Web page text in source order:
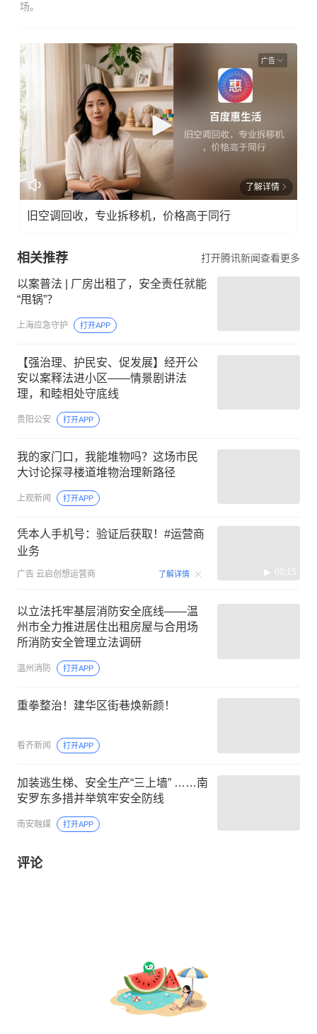
场。
广告
了解详情
旧空调回收，专业拆移机，价格高于同行
相关推荐 打开腾讯新闻查看更多
以案普法 | 厂房出租了，安全责任就能
“甩锅”？
上海应急守护 打开APP
【强治理、护民安、促发展】经开公
安以案释法进小区——情景剧讲法
理，和睦相处守底线
贵阳公安 打开APP
我的家门口，我能堆物吗？这场市民
大讨论探寻楼道堆物治理新路径
上观新闻 打开APP
凭本人手机号：验证后获取！#运营商
业务
广告 云启创想运营商 了解详情 00:15
以立法托牢基层消防安全底线——温
州市全力推进居住出租房屋与合用场
所消防安全管理立法调研
温州消防 打开APP
重拳整治！建华区街巷焕新颜！
看齐新闻 打开APP
加装逃生梯、安全生产“三上墙” ……南
安罗东多措并举筑牢安全防线
南安融媒 打开APP
评论